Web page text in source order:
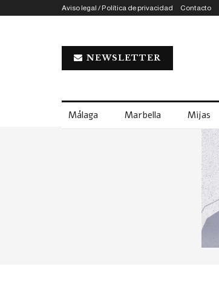
Aviso legal / Política de privacidad Contacto
NEWSLETTER
Málaga Marbella Mijas